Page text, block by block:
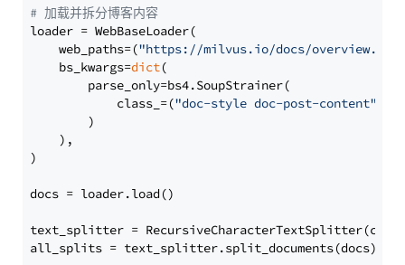
# 加载并拆分博客内容
loader = WebBaseLoader(
    web_paths=(
"https://milvus.io/docs/overview.md"
    bs_kwargs=
dict(
        parse_only=bs4.SoupStrainer(
            class_=(
"doc-style doc-post-content"
        )
    ),
)
docs = loader.load()
text_splitter =
all_splits = text_splitter.split_documents(docs)